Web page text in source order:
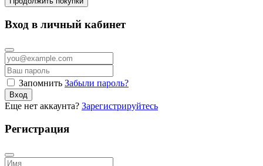
Вход в личный кабинет
Запомнить Забыли пароль?
Вход
Еще нет аккаунта? Зарегистрируйтесь
Регистрация